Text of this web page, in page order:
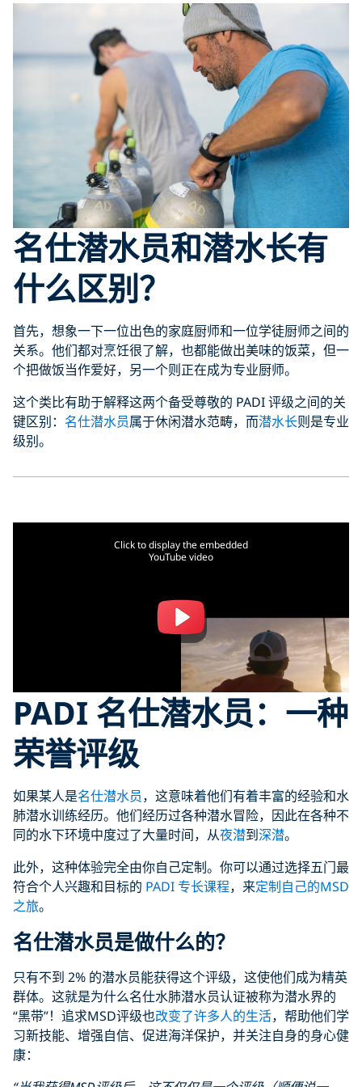
名仕潜水员和潜水长有
什么区别？
首先，想象一下一位出色的家庭厨师和一位学徒厨师之间的
关系。他们都对烹饪很了解，也都能做出美味的饭菜，但一
个把做饭当作爱好，另一个则正在成为专业厨师。
这个类比有助于解释这两个备受尊敬的 PADI 评级之间的关
键区别： 名仕潜水员属于休闲潜水范畴，而潜水长则是专业
级别。
Click to display the embedded
YouTube video
PADI 名仕潜水员：一种
荣誉评级
如果某人是名仕潜水员，这意味着他们有着丰富的经验和水
肺潜水训练经历。他们经历过各种潜水冒险，因此在各种不
同的水下环境中度过了大量时间，从夜潜到深潜。
此外，这种体验完全由你自己定制。你可以通过选择五门最
符合个人兴趣和目标的 PADI 专长课程，来定制自己的MSD
之旅。
名仕潜水员是做什么的？
只有不到 2% 的潜水员能获得这个评级，这使他们成为精英
群体。这就是为什么名仕水肺潜水员认证被称为潜水界的
“黑带”！追求MSD评级也改变了许多人的生活，帮助他们学
习新技能、增强自信、促进海洋保护，并关注自身的身心健
康：